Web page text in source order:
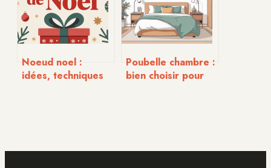
Noeud noel :
idées, techniques
Poubelle chambre :
bien choisir pour